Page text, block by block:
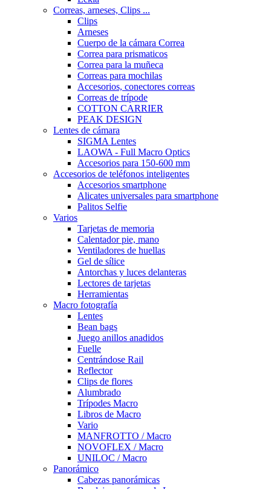
Correas, arneses, Clips ...
Clips
Arneses
Cuerpo de la cámara Correa
Correa para prismaticos
Correa para la muñeca
Correas para mochilas
Accesorios, conectores correas
Correas de trípode
COTTON CARRIER
PEAK DESIGN
Lentes de cámara
SIGMA Lentes
LAOWA - Full Macro Optics
Accesorios para 150-600 mm
Accesorios de teléfonos inteligentes
Accesorios smartphone
Alicates universales para smartphone
Palitos Selfie
Varios
Tarjetas de memoria
Calentador pie, mano
Ventiladores de huellas
Gel de sílice
Antorchas y luces delanteras
Lectores de tarjetas
Herramientas
Macro fotografía
Lentes
Bean bags
Juego anillos anadidos
Fuelle
Centrándose Rail
Reflector
Clips de flores
Alumbrado
Trípodes Macro
Libros de Macro
Vario
MANFROTTO / Macro
NOVOFLEX / Macro
UNILOC / Macro
Panorámico
Cabezas panorámicas